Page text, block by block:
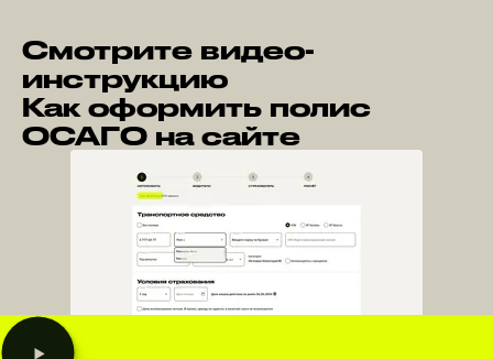
Смотрите видео-
инструкцию
Как оформить полис
ОСАГО на сайте